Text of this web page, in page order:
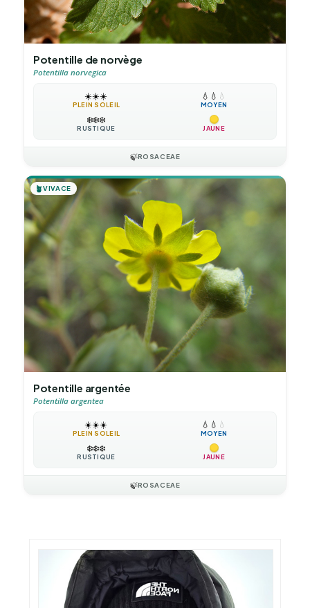
Potentille de norvège
Potentilla norvegica
☀️☀️☀️
PLEIN SOLEIL
💧 💧 💧
MOYEN
❄️❄️❄️
RUSTIQUE JAUNE
🍃ROSACEAE
🪴VIVACE
Potentille argentée
Potentilla argentea
☀️☀️☀️
PLEIN SOLEIL
💧 💧 💧
MOYEN
❄️❄️❄️
RUSTIQUE JAUNE
🍃ROSACEAE